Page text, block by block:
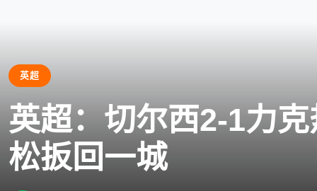
英超
英超：切尔西2-1力
松扳回一城